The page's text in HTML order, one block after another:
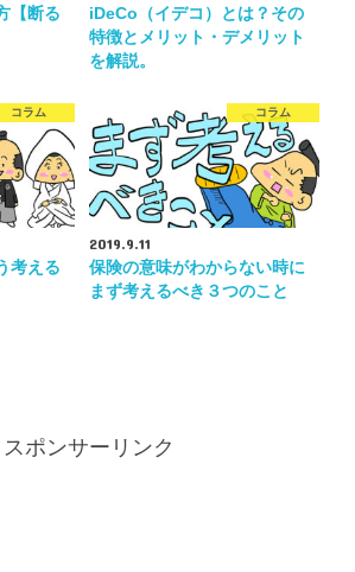
【断る
iDeCo（イデコ）とは？その
特徴とメリット・デメリット
を解説。
コラム
考える
コラム
2019.9.11
保険の意味がわからない時に
まず考えるべき３つのこと
スポンサーリンク